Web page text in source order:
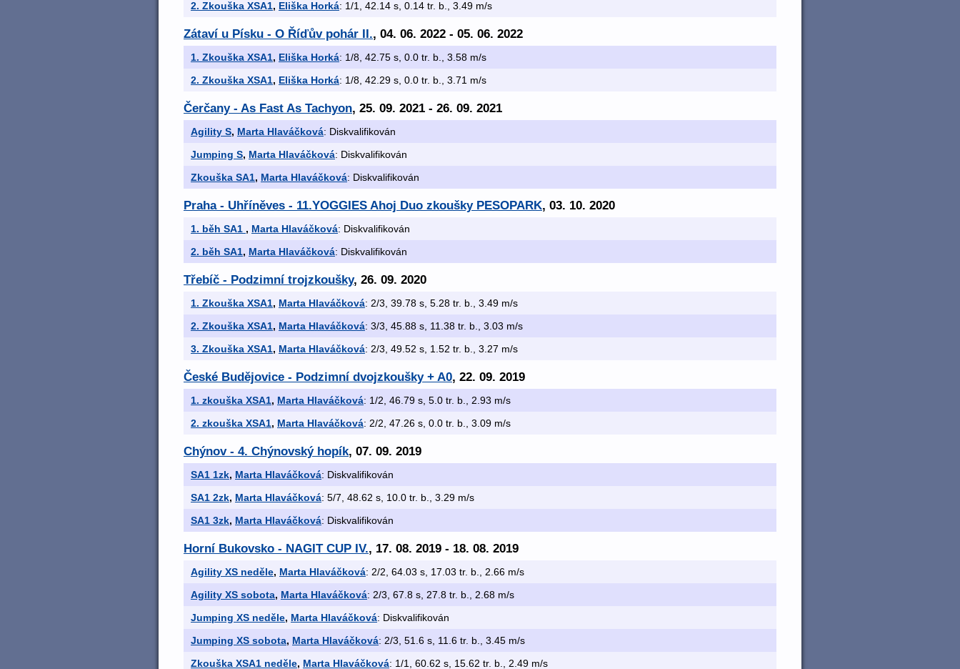
2. Zkouška XSA1, Eliška Horká: 1/1, 42.14 s, 0.14 tr. b., 3.49 m/s
Zátaví u Písku - O Říďův pohár II., 04. 06. 2022 - 05. 06. 2022
1. Zkouška XSA1, Eliška Horká: 1/8, 42.75 s, 0.0 tr. b., 3.58 m/s
2. Zkouška XSA1, Eliška Horká: 1/8, 42.29 s, 0.0 tr. b., 3.71 m/s
Čerčany - As Fast As Tachyon, 25. 09. 2021 - 26. 09. 2021
Agility S, Marta Hlaváčková: Diskvalifikován
Jumping S, Marta Hlaváčková: Diskvalifikován
Zkouška SA1, Marta Hlaváčková: Diskvalifikován
Praha - Uhříněves - 11.YOGGIES Ahoj Duo zkoušky PESOPARK, 03. 10. 2020
1. běh SA1 , Marta Hlaváčková: Diskvalifikován
2. běh SA1, Marta Hlaváčková: Diskvalifikován
Třebíč - Podzimní trojzkoušky, 26. 09. 2020
1. Zkouška XSA1, Marta Hlaváčková: 2/3, 39.78 s, 5.28 tr. b., 3.49 m/s
2. Zkouška XSA1, Marta Hlaváčková: 3/3, 45.88 s, 11.38 tr. b., 3.03 m/s
3. Zkouška XSA1, Marta Hlaváčková: 2/3, 49.52 s, 1.52 tr. b., 3.27 m/s
České Budějovice - Podzimní dvojzkoušky + A0, 22. 09. 2019
1. zkouška XSA1, Marta Hlaváčková: 1/2, 46.79 s, 5.0 tr. b., 2.93 m/s
2. zkouška XSA1, Marta Hlaváčková: 2/2, 47.26 s, 0.0 tr. b., 3.09 m/s
Chýnov - 4. Chýnovský hopík, 07. 09. 2019
SA1 1zk, Marta Hlaváčková: Diskvalifikován
SA1 2zk, Marta Hlaváčková: 5/7, 48.62 s, 10.0 tr. b., 3.29 m/s
SA1 3zk, Marta Hlaváčková: Diskvalifikován
Horní Bukovsko - NAGIT CUP IV., 17. 08. 2019 - 18. 08. 2019
Agility XS neděle, Marta Hlaváčková: 2/2, 64.03 s, 17.03 tr. b., 2.66 m/s
Agility XS sobota, Marta Hlaváčková: 2/3, 67.8 s, 27.8 tr. b., 2.68 m/s
Jumping XS neděle, Marta Hlaváčková: Diskvalifikován
Jumping XS sobota, Marta Hlaváčková: 2/3, 51.6 s, 11.6 tr. b., 3.45 m/s
Zkouška XSA1 neděle, Marta Hlaváčková: 1/1, 60.62 s, 15.62 tr. b., 2.49 m/s